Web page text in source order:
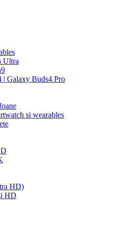
Ultra
| Galaxy Buds4 Pro
si wearables
HD)
HD